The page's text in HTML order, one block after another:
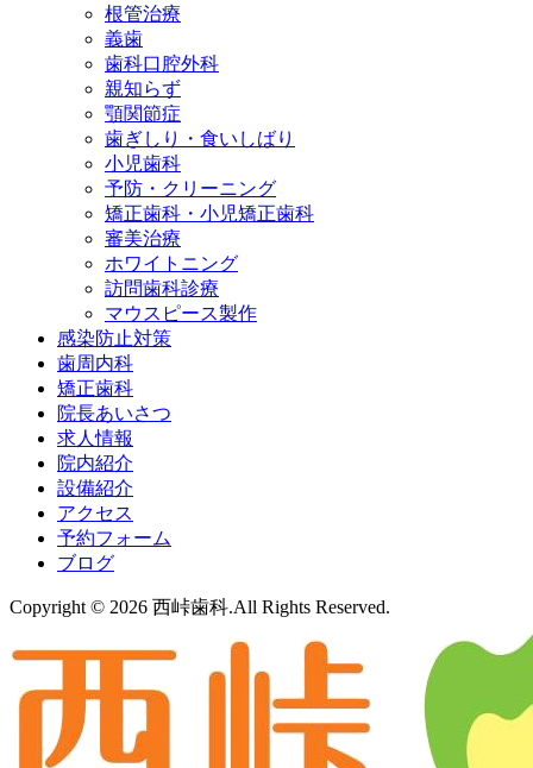
根管治療
義歯
歯科口腔外科
親知らず
顎関節症
歯ぎしり・ 食いしばり
小児歯科
予防・ クリーニング
矯正歯科・ 小児矯正歯科
審美治療
ホワイト ニング
訪問歯科診療
マウスピース製作
感染防止対策
歯周内科
矯正歯科
院長あいさつ
求人情報
院内紹介
設備紹介
アクセス
予約フォーム
ブログ
Copyright © 2026 西峠歯科.All Rights Reserved.